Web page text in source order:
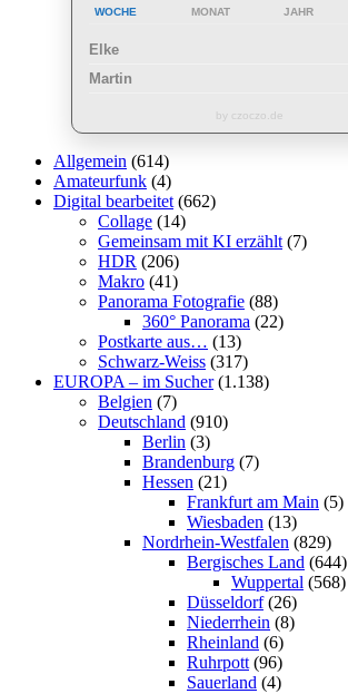
WOCHE MONAT JAHR
Elke
Martin
by czoczo.de
Allgemein (614)
Amateurfunk (4)
Digital bearbeitet (662)
Collage (14)
Gemeinsam mit KI erzählt (7)
HDR (206)
Makro (41)
Panorama Fotografie (88)
360° Panorama (22)
Postkarte aus… (13)
Schwarz-Weiss (317)
EUROPA – im Sucher(1.138)
Belgien (7)
Deutschland (910)
Berlin (3)
Brandenburg (7)
Hessen (21)
Frankfurt am Main (5)
Wiesbaden (13)
Nordrhein-Westfalen (829)
Bergisches Land (644)
Wuppertal (568)
Düsseldorf(26)
Niederrhein (8)
Rheinland (6)
Ruhrpott (96)
Sauerland (4)